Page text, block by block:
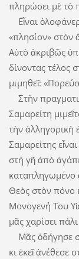
πληρώσει μὲ τὸ
Εἶναι
«πλησίον»
Αὐτὸ ἀκριβῶς
δίνον­τας τέλος
μιμηθεῖ:
Στὴν
Σαμαρείτη
τὴν ἀλληγορικὴ
Σαμαρείτης
στὴ γῆ ἀπὸ
καταπληγωμένο
Θεὸς στὸν πόνο
Μονογενή Του
μᾶς χαρίσει
Μᾶς ὁδήγησε
κι ἐκεῖ ­ἀνέθεσε